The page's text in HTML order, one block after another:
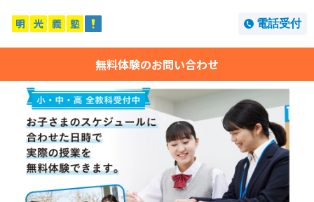
電話受付
無料体験のお問い合わせ